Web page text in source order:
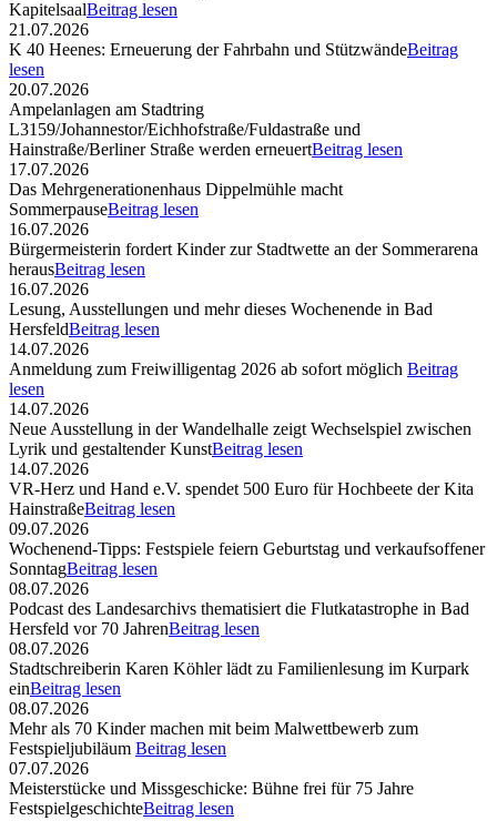
KapitelsaalBeitrag lesen
21.07.2026
K 40 Heenes: Erneuerung der Fahrbahn und StützwändeBeitrag
lesen
20.07.2026
Ampelanlagen am Stadtring
L3159/Johannestor/Eichhofstraße/Fuldastraße und
Hainstraße/Berliner Straße werden erneuertBeitrag lesen
17.07.2026
Das Mehrgenerationenhaus Dippelmühle macht
SommerpauseBeitrag lesen
16.07.2026
Bürgermeisterin fordert Kinder zur Stadtwette an der Sommerarena
herausBeitrag lesen
16.07.2026
Lesung, Ausstellungen und mehr dieses Wochenende in Bad
HersfeldBeitrag lesen
14.07.2026
Anmeldung zum Freiwilligentag 2026 ab sofort möglich Beitrag
lesen
14.07.2026
Neue Ausstellung in der Wandelhalle zeigt Wechselspiel zwischen
Lyrik und gestaltender KunstBeitrag lesen
14.07.2026
VR-Herz und Hand e.V. spendet 500 Euro für Hochbeete der Kita
HainstraßeBeitrag lesen
09.07.2026
Wochenend-Tipps: Festspiele feiern Geburtstag und verkaufsoffener
SonntagBeitrag lesen
08.07.2026
Podcast des Landesarchivs thematisiert die Flutkatastrophe in Bad
Hersfeld vor 70 JahrenBeitrag lesen
08.07.2026
Stadtschreiberin Karen Köhler lädt zu Familienlesung im Kurpark
einBeitrag lesen
08.07.2026
Mehr als 70 Kinder machen mit beim Malwettbewerb zum
Festspieljubiläum Beitrag lesen
07.07.2026
Meisterstücke und Missgeschicke: Bühne frei für 75 Jahre
FestspielgeschichteBeitrag lesen